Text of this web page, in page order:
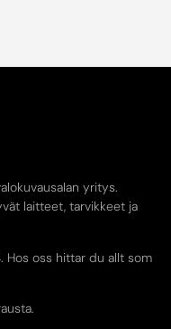
yritys.
laitteet, tarvikkeet ja
Hos oss hittar du allt som